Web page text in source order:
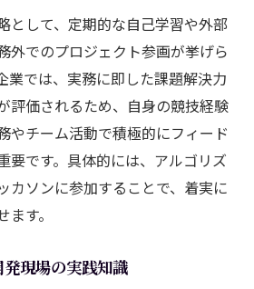
として、定期的な自己学習や外部
外でのプロジェクト参画が挙げら
業では、実務に即した課題解決力
評価されるため、自身の競技経験
やチーム活動で積極的にフィード
要です。具体的には、アルゴリズ
カソンに参加することで、着実に
す。
現場の実践知識